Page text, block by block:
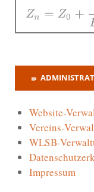
Website-
Vereins-
WLSB-
Impressum